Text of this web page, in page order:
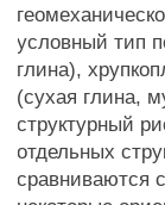
условный тип
глина),
(сухая глина,
структурный
отдельных
сравниваются